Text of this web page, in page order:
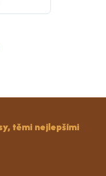
těmi nejlepšími